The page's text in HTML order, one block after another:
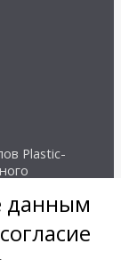
данным
Plastic-